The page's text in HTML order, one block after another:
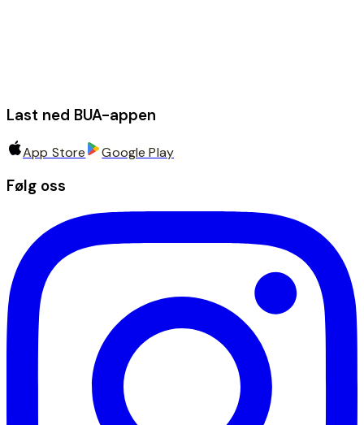
Last ned BUA-appen
App Store Google Play
Følg oss